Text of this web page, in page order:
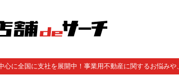
心に全国に支社を展開中！事業用不動産に関するお悩み